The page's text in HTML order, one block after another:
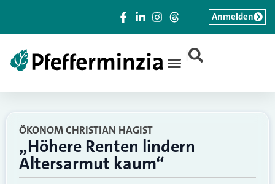
|
Anmelden
ÖKONOM CHRISTIAN HAGIST
„Höhere Renten lindern
Altersarmut kaum“